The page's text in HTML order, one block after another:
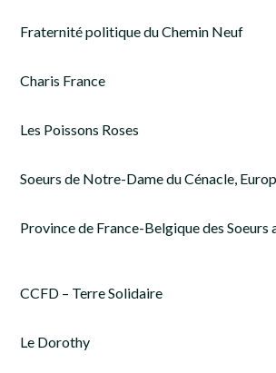
Fraternité politique du Chemin Neuf
Charis France
Les Poissons Roses
Soeurs de Notre-Dame du Cénacle,
Province de France-Belgique des Soeurs
CCFD – Terre Solidaire
Le Dorothy